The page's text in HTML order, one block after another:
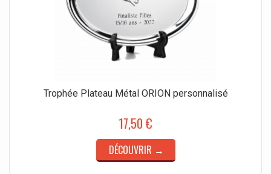
Trophée Plateau Métal ORION personnalisé
17,50 €
DÉCOUVRIR →